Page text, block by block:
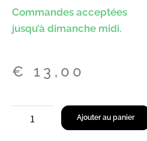
Commandes acceptées
jusqu’à dimanche midi.
€ 13,00
Ajouter au panier